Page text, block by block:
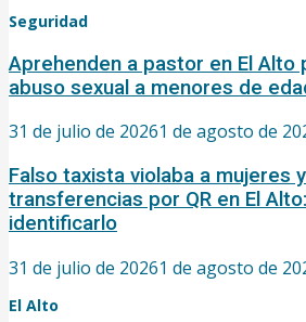
Seguridad
Aprehenden a pastor en El Alto
abuso sexual a menores de
31 de julio de 20261 de agosto de
Falso taxista violaba a mujeres
transferencias por QR en El
identificarlo
31 de julio de 20261 de agosto de
El Alto